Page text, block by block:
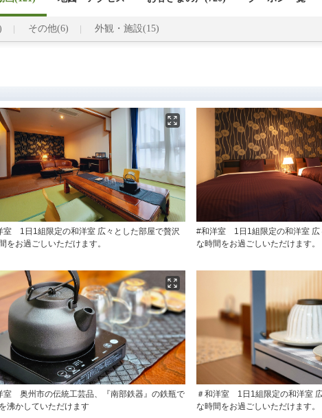
その他(6) 外観・施設(15)
室 1日1組限定の和洋室 広々とした部屋で贅沢
をお過ごしいただけます。
#和洋室 1日1組限定の和洋室 広
な時間をお過ごしいただけます。
室 奥州市の伝統工芸品、『南部鉄器』の鉄瓶で
沸かしていただけます
＃和洋室 1日1組限定の和洋室
な時間をお過ごしいただけます。